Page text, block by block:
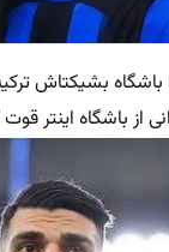
بشیکتاش
از باشگاه اینتر